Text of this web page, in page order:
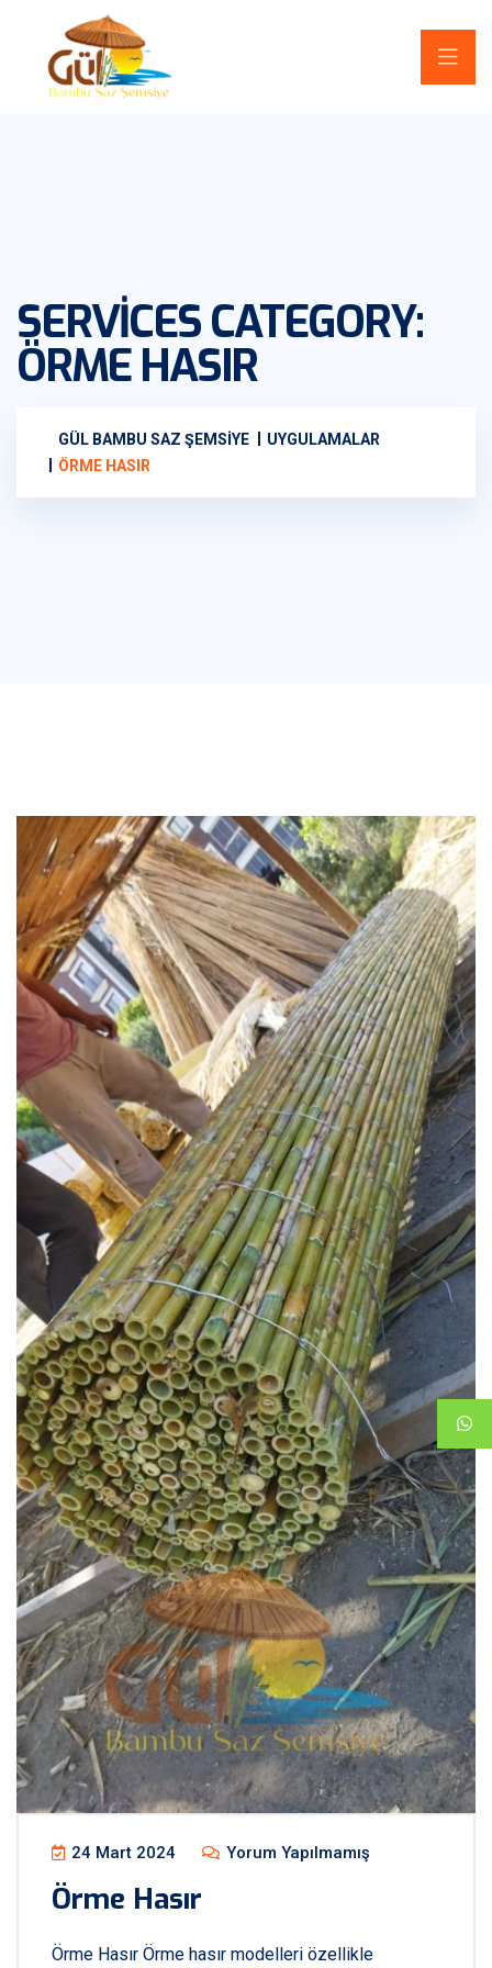
SERVICES CATEGORY:
ÖRME HASIR
GÜL BAMBU SAZ ŞEMSIYE
UYGULAMALAR
ÖRME HASIR
24 Mart 2024 Yorum Yapılmamış
Örme Hasır
Örme Hasır Örme hasır modelleri özellikle